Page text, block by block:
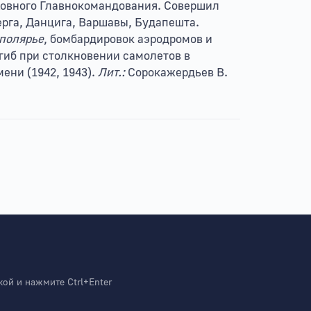
Главнокомандования. Совершил
Данцига, Варшавы, Будапешта.
, бомбардировок аэродромов и
при столкновении самолетов в
(1942, 1943). Лит.:Сорокажердьев В.
и нажмите Ctrl+Enter